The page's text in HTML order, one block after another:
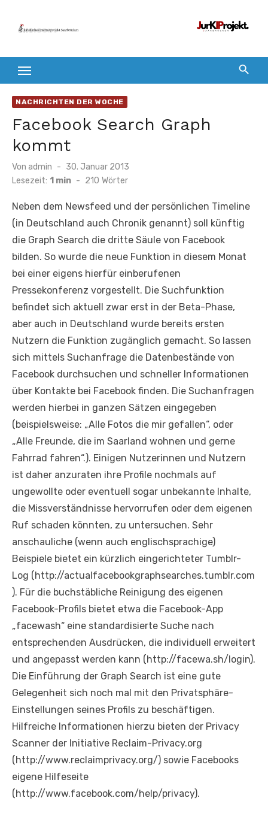
Inhalt
NACHRICHTEN DER WOCHE
Facebook Search Graph
kommt
Von admin
Veröffentlicht
am
30. Januar 2013
Lesezeit: 1 min - 210 Wörter
Neben dem Newsfeed und der persönlichen Timeline
(in Deutschland auch Chronik genannt) soll künftig
die Graph Search die dritte Säule von Facebook
bilden. So wurde die neue Funktion in diesem Monat
bei einer eigens hierfür einberufenen
Pressekonferenz vorgestellt. Die Suchfunktion
befindet sich aktuell zwar erst in der Beta-Phase,
aber auch in Deutschland wurde bereits ersten
Nutzern die Funktion zugänglich gemacht. So lassen
sich mittels Suchanfrage die Datenbestände von
Facebook durchsuchen und schneller Informationen
über Kontakte bei Facebook finden. Die Suchanfragen
werden hierbei in ganzen Sätzen eingegeben
(beispielsweise: „Alle Fotos die mir gefallen“, oder
„Alle Freunde, die im Saarland wohnen und gerne
Fahrrad fahren“.). Einigen Nutzerinnen und Nutzern
ist daher anzuraten ihre Profile nochmals auf
ungewollte oder eventuell sogar unbekannte Inhalte,
die Missverständnisse hervorrufen oder dem eigenen
Ruf schaden könnten, zu untersuchen. Sehr
anschauliche (wenn auch englischsprachige)
Beispiele bietet ein kürzlich eingerichteter Tumblr-
Log (http://actualfacebookgraphsearches.tumblr.com
). Für die buchstäbliche Reinigung des eigenen
Facebook-Profils bietet etwa die Facebook-App
„facewash“ eine standardisierte Suche nach
entsprechenden Ausdrücken, die individuell erweitert
und angepasst werden kann (http://facewa.sh/login).
Die Einführung der Graph Search ist eine gute
Gelegenheit sich noch mal mit den Privatsphäre-
Einstellungen seines Profils zu beschäftigen.
Hilfreiche Informationen hierzu bieten der Privacy
Scanner der Initiative Reclaim-Privacy.org
(http://www.reclaimprivacy.org/) sowie Facebooks
eigene Hilfeseite
(http://www.facebook.com/help/privacy).